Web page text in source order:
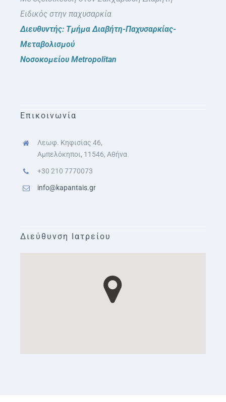
Ειδικός στην παχυσαρκία
Διευθυντής: Τμήμα Διαβήτη-Παχυσαρκίας-
Μεταβολισμού
Νοσοκομείου Metropolitan
Επικοινωνία
Λεωφ. Κηφισίας 46,
Αμπελόκηποι, 11546, Αθήνα
+30 210 7770073
info@kapantais.gr
Διεύθυνση Ιατρείου